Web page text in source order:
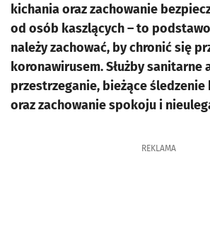
kichania oraz zachowanie
od osób kaszlących – to
należy zachować, by chronić się
koronawirusem. Służby sanitarne
przestrzeganie, bieżące
oraz zachowanie spokoju i
REKLAMA